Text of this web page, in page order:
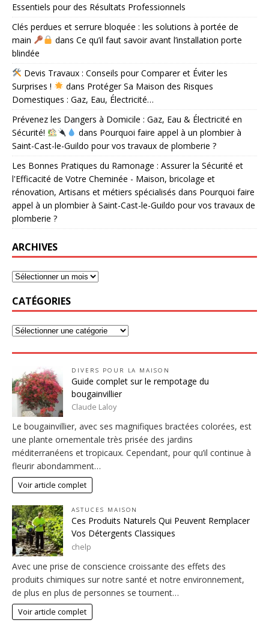
Essentiels pour des Résultats Professionnels
Clés perdues et serrure bloquée : les solutions à portée de
main
dans Ce qu’il faut savoir avant l’installation porte
blindée
Devis Travaux : Conseils pour Comparer et Éviter les
Surprises !
dans Protéger Sa Maison des Risques
Domestiques : Gaz, Eau, Électricité…
Prévenez les Dangers à Domicile : Gaz, Eau & Électricité en
Sécurité!
dans Pourquoi faire appel à un plombier à
Saint-Cast-le-Guildo pour vos travaux de plomberie ?
Les Bonnes Pratiques du Ramonage : Assurer la Sécurité et
l'Efficacité de Votre Cheminée - Maison, bricolage et
rénovation, Artisans et métiers spécialisés dans Pourquoi faire
appel à un plombier à Saint-Cast-le-Guildo pour vos travaux de
plomberie ?
ARCHIVES
CATÉGORIES
DIVERS POUR LA MAISON
Guide complet sur le rempotage du
bougainvillier
Claude Laloy
Le bougainvillier, avec ses magnifiques bractées colorées, est
une plante ornementale très prisée des jardins
méditerranéens et tropicaux. Cependant, pour qu’il continue à
fleurir abondamment…
Voir article complet
ASTUCES MAISON
Ces Produits Naturels Qui Peuvent Remplacer
Vos Détergents Classiques
chelp
Avec une prise de conscience croissante des effets des
produits chimiques sur notre santé et notre environnement,
de plus en plus de personnes se tournent…
Voir article complet